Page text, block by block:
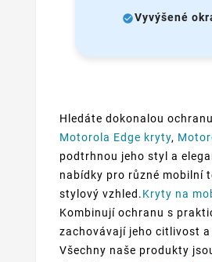
Vyvýšené
Hledáte dokonalou
Motorola Edge kryty,
podtrhnou jeho styl a
nabídky pro různé mobilní
stylový vzhled.Kryty na
Kombinují ochranu s
zachovávají jeho citlivost
Všechny naše produkty